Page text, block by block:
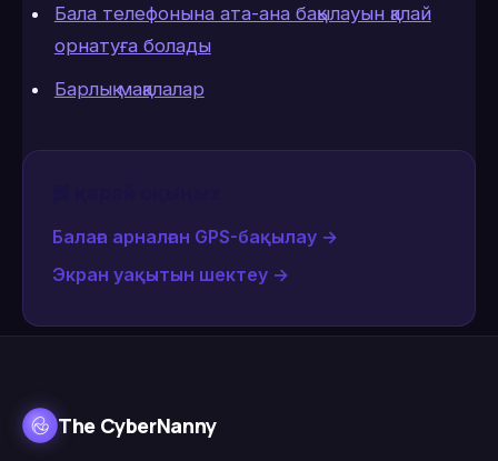
Бала телефонына ата-ана бақылауын қалай
орнатуға болады
Барлық мақалалар
Балаға арналған GPS-бақылау →
Экран уақытын шектеу →
The CyberNanny